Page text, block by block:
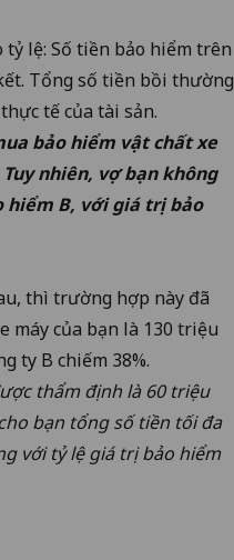
lệ: Số tiền bảo hiểm trên
Tổng số tiền bồi thường
tế của tài sản.
bảo hiểm vật chất xe
nhiên, vợ bạn không
hiểm B, với giá trị bảo
thì trường hợp này đã
máy của bạn là 130 triệu
ty B chiếm 38%.
thẩm định là 60 triệu
bạn tổng số tiền tối đa
với tỷ lệ giá trị bảo hiểm